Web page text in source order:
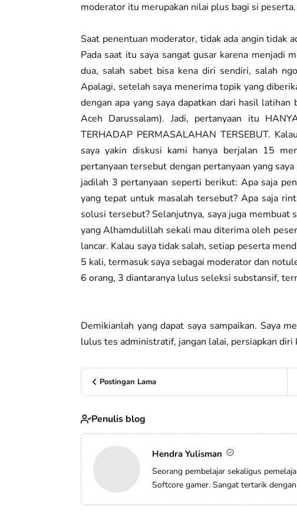
moderator itu merupakan nilai plus bagi si
Saat penentuan moderator, tidak ada angin tidak
Pada saat itu saya sangat gusar karena menjadi
dua, salah sabet bisa kena diri sendiri, salah
Apalagi, setelah saya menerima topik yang
dengan apa yang saya dapatkan dari hasil
Aceh Darussalam). Jadi, pertanyaan itu
TERHADAP PERMASALAHAN TERSEBUT.
saya yakin diskusi kami hanya berjalan 15
pertanyaan tersebut dengan pertanyaan yang
jadilah 3 pertanyaan seperti berikut: Apa saja
yang tepat untuk masalah tersebut? Apa saja
solusi tersebut? Selanjutnya, saya juga
yang Alhamdulillah sekali mau diterima oleh
lancar. Kalau saya tidak salah, setiap peserta
5 kali, termasuk saya sebagai moderator dan
6 orang, 3 diantaranya lulus seleksi substansif,
Demikianlah yang dapat saya sampaikan. Saya
lulus tes administratif, jangan lalai, persiapkan
Postingan Lama
Penulis blog
Hendra Yulisman
Seorang pembelajar sekaligus
Softcore gamer. Sangat tertarik